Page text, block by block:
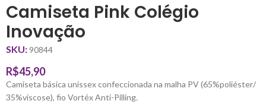
Camiseta Pink Colégio
Inovação
SKU: 90844
R$45,90
Camiseta básica unissex confeccionada na malha PV (65%poliéster/
35%viscose), fio Vortéx Anti-Pilling.